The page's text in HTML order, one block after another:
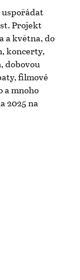
uspořádat
Projekt
a května, do
koncerty,
dobovou
filmové
a mnoho
2025 na